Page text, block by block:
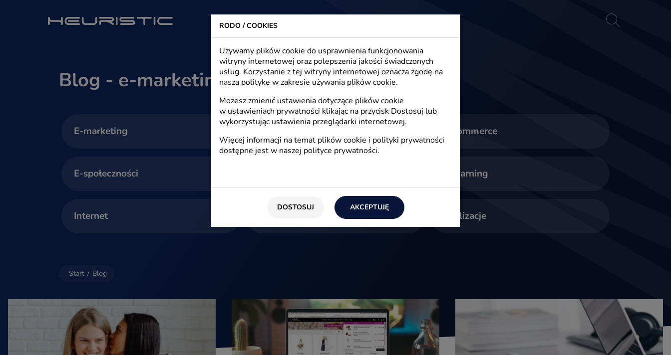
Heuristic - strony www, sklepy internetowe, e-marketing
Blog - e-marketing, e-commerce, e-biznes
E-marketing E-commerce
E-społeczności E-learning
Internet Realizacje
Start / Blog
RODO / COOKIES
Używamy plików cookie do usprawnienia funkcjonowania
witryny internetowej oraz polepszenia jakości świadczonych
usług. Korzystanie z tej witryny internetowej oznacza zgodę na
naszą politykę w zakresie używania plików cookie.
Możesz zmienić ustawienia dotyczące plików cookie
w ustawieniach prywatności klikając na przycisk Dostosuj lub
wykorzystując ustawienia przeglądarki internetowej.
Więcej informacji na temat plików cookie i polityki prywatności
dostępne jest w naszej polityce prywatności.
DOSTOSUJ AKCEPTUJĘ